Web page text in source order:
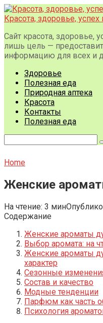
Перейти
к
Красота, здоровье,
Сайт красота, здоровье,
лишь цель —
информацию для всех и
Здоровье
Полезная еда
Природная аптека
Красота
Контакты
Полезная еда
Home
Женские
На чтение: 3 мин
Содержание
Женские ароматы
Выбор аромата: на
Женские ароматы
характер
Сезонные
Состав и качество
Модные тенденции
Парфюм как часть
Психология